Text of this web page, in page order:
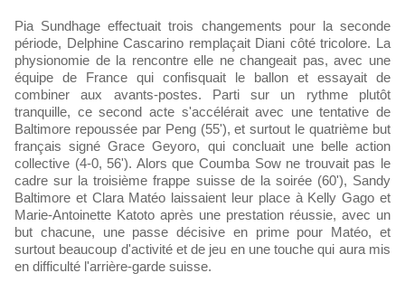
Pia Sundhage effectuait trois changements pour la seconde
période, Delphine Cascarino remplaçait Diani côté tricolore. La
physionomie de la rencontre elle ne changeait pas, avec une
équipe de France qui confisquait le ballon et essayait de
combiner aux avants-postes. Parti sur un rythme plutôt
tranquille, ce second acte s'accélérait avec une tentative de
Baltimore repoussée par Peng (55'), et surtout le quatrième but
français signé Grace Geyoro, qui concluait une belle action
collective (4-0, 56'). Alors que Coumba Sow ne trouvait pas le
cadre sur la troisième frappe suisse de la soirée (60'), Sandy
Baltimore et Clara Matéo laissaient leur place à Kelly Gago et
Marie-Antoinette Katoto après une prestation réussie, avec un
but chacune, une passe décisive en prime pour Matéo, et
surtout beaucoup d'activité et de jeu en une touche qui aura mis
en difficulté l'arrière-garde suisse.